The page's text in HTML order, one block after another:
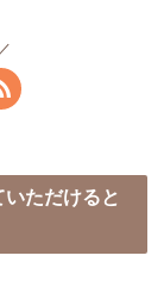
ただけると